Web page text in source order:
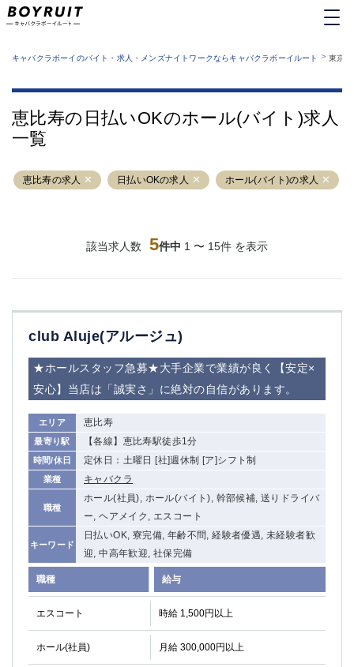
業種から探す
運営者情報
サイトマップ
キャバクラボーイのバイト・求人・メンズナイトワークならキャバクラボーイルート > 東京
恵比寿の日払いOKのホール(バイト)求人
一覧
恵比寿の求人 日払いOKの求人 ホール(バイト)の求人
該当求人数 5件中 1 〜 15件 を表示
club Aluje(アルージュ)
★ホールスタッフ急募★大手企業で業績が良く【安定×
安心】当店は「誠実さ」に絶対の自信があります。
エリア 恵比寿
最寄り駅 【各線】恵比寿駅徒歩1分
時間/休日 定休日：土曜日 [社]週休制 [ア]シフト制
業種 キャバクラ
職種
ホール(社員), ホール(バイト), 幹部候補, 送りドライバ
ー, ヘアメイク, エスコート
キーワード
日払いOK, 寮完備, 年齢不問, 経験者優遇, 未経験者歓
迎, 中高年歓迎, 社保完備
職種 給与
エスコート 時給 1,500円以上
ホール(社員) 月給 300,000円以上
六本木
池袋
渋谷
大和
立川
①六本木 ②西麻布
大山
赤坂
高円寺
蒲田東口
多摩センター
立川（南口）
浜松町
西葛西
中野
葛西
府中
ひばりヶ丘（北口）
学芸大学
吉祥寺（南口／公園口） 小作・羽村・福生エリア
自由が丘
吉祥寺（北口／東口）
錦糸町南口
下北沢・経堂
金町（北口）
成増駅徒歩3分の好立地！①JR埼京線「赤羽駅」から徒歩2分 ②東
三軒茶屋（南口）
①歌舞伎町 ②新宿 ③新宿三丁目 ④西
①歌舞伎町 ②新宿 ③西部新宿 ③東新宿
①歌舞伎町 ②新宿
①銀座 ②新橋
錦糸町(南口)